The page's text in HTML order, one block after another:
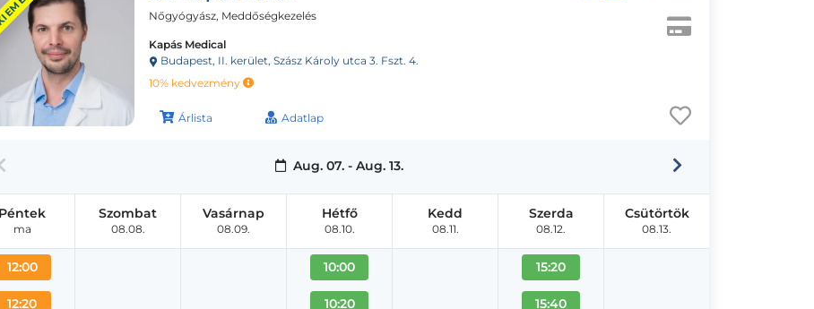
Nőgyógyász, Meddőségkezelés
Kapás Medical
Budapest, II. kerület, Szász Károly utca 3. Fszt. 4.
10% kedvezmény
Árlista Adatlap
Aug. 07. - Aug. 13.
Péntek
ma
12:00
12:20
Szombat
08.08.
Vasárnap
08.09.
Hétfő
08.10.
10:00
10:20
Kedd
08.11.
Szerda
08.12.
15:20
15:40
Csütörtök
08.13.